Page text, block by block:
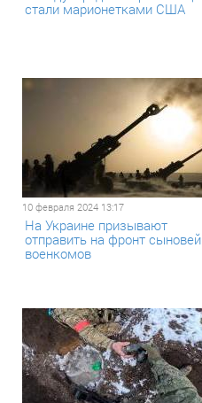
стали марионетками США
10 февраля 2024 13:17
На Украине призывают
отправить на фронт сыновей
военкомов